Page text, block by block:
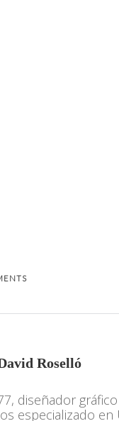
Roselló
diseñador
especializado